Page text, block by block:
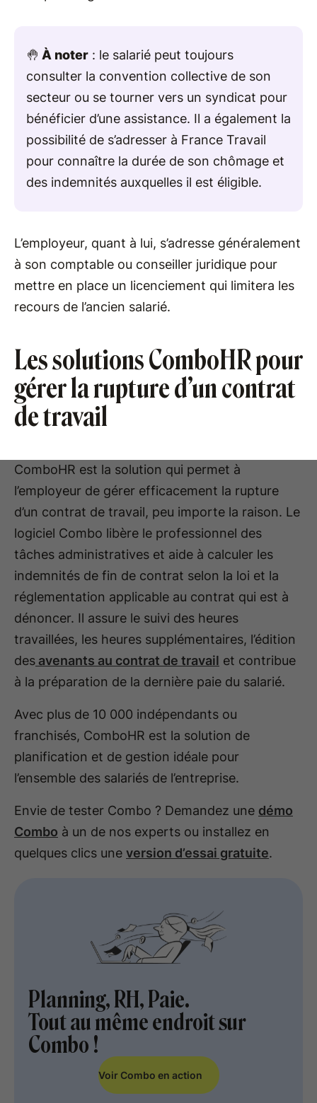
🤚 À noter : le salarié peut toujours
consulter la convention collective de son
secteur ou se tourner vers un syndicat pour
bénéficier d’une assistance. Il a également la
possibilité de s’adresser à France Travail
pour connaître la durée de son chômage et
des indemnités auxquelles il est éligible.
L’employeur, quant à lui, s’adresse généralement
à son comptable ou conseiller juridique pour
mettre en place un licenciement qui limitera les
recours de l’ancien salarié.
Les solutions ComboHR pour
gérer la rupture d’un contrat
de travail
ComboHR est la solution qui permet à
l’employeur de gérer efficacement la rupture
d’un contrat de travail, peu importe la raison. Le
logiciel Combo libère le professionnel des
tâches administratives et aide à calculer les
indemnités de fin de contrat selon la loi et la
réglementation applicable au contrat qui est à
dénoncer. Il assure le suivi des heures
travaillées, les heures supplémentaires, l’édition
des avenants au contrat de travail et contribue
à la préparation de la dernière paie du salarié.
Avec plus de 10 000 indépendants ou
franchisés, ComboHR est la solution de
planification et de gestion idéale pour
l’ensemble des salariés de l’entreprise.
Envie de tester Combo ? Demandez une démo
Combo à un de nos experts ou installez en
quelques clics une version d’essai gratuite.
Planning, RH, Paie.
Tout au même endroit sur
Combo !
Voir Combo en action